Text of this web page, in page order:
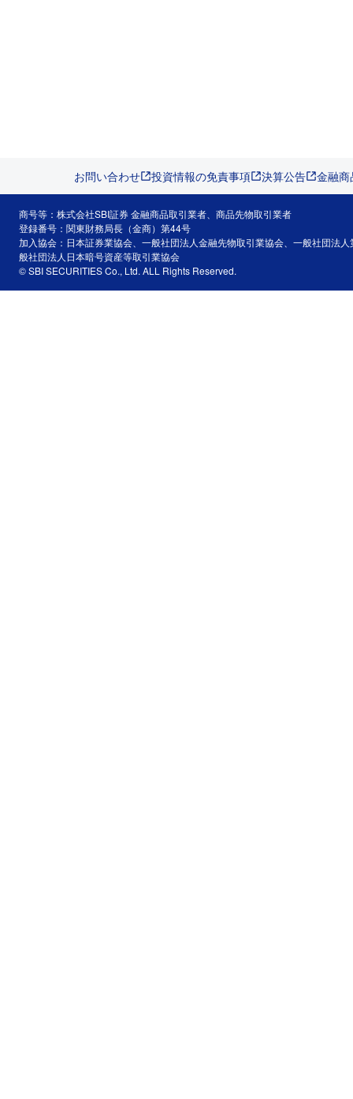
お問い合わせ 投資情報の免責事項 決算公告 金融
商号等：株式会社SBI証券 金融商品取引業者、商品先物取引業者
登録番号：関東財務局長（金商）第44号
加入協会：日本証券業協会、一般社団法人金融先物取引業協会、一般社団法
般社団法人日本暗号資産等取引業協会
© SBI SECURITIES Co., Ltd. ALL Rights Reserved.